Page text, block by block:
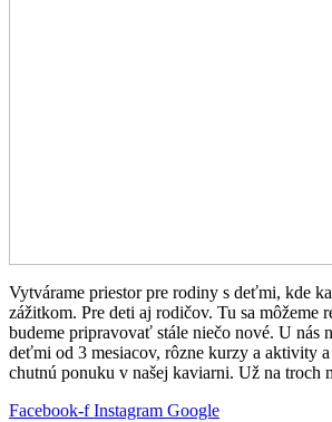
Vytvárame priestor pre rodiny s deťmi, kde
zážitkom. Pre deti aj rodičov. Tu sa môžeme
budeme pripravovať stále niečo nové. U nás
deťmi od 3 mesiacov, rôzne kurzy a aktivity
chutnú ponuku v našej kaviarni. Už na troch
Facebook-f Instagram Google